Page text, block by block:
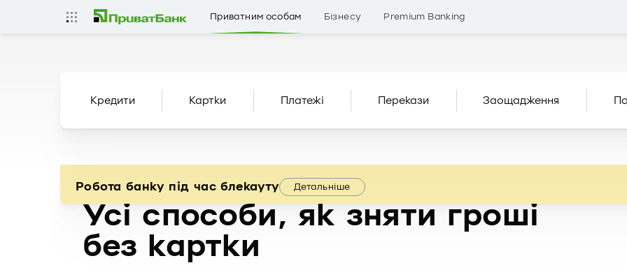
Приватним особам Бізнесу Premium Banking
Кредити Картки Платежі Перекази Заощадження
Робота банку під час блекауту Детальніше
Усі способи, як зняти гроші
без картки